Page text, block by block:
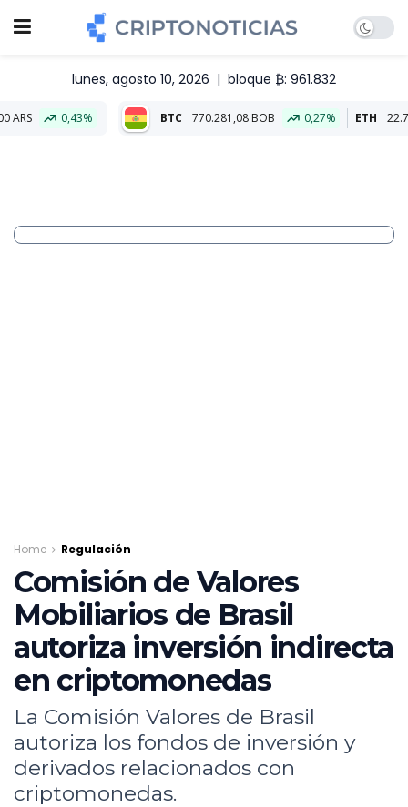
lunes, agosto 10, 2026 | bloque ₿: 961.832
BTC 770.281,08 BOB 0,27% ETH 22.757,31 BOB
Home Regulación
Comisión de Valores
Mobiliarios de Brasil
autoriza inversión indirecta
en criptomonedas
La Comisión Valores de Brasil
autoriza los fondos de inversión y
derivados relacionados con
criptomonedas.